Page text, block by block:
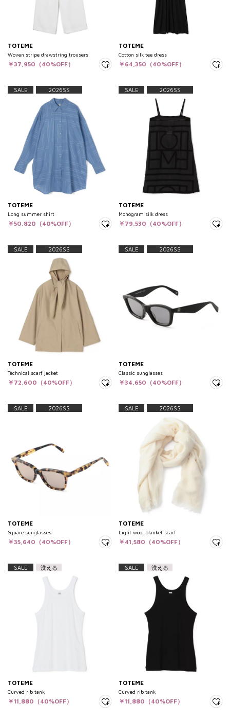
TOTEME
Woven stripe drawstring trousers
￥37,950（40%OFF）
TOTEME
Cotton silk tee dress
￥64,350（40%OFF）
SALE 2026SS
TOTEME
Long summer shirt
￥50,820（40%OFF）
SALE 2026SS
TOTEME
Monogram silk dress
￥79,530（40%OFF）
SALE 2026SS
TOTEME
Technical scarf jacket
￥72,600（40%OFF）
SALE 2026SS
TOTEME
Classic sunglasses
￥34,650（40%OFF）
SALE 2026SS
TOTEME
Square sunglasses
￥35,640（40%OFF）
SALE 2026SS
TOTEME
Light wool blanket scarf
￥41,580（40%OFF）
SALE 洗える
TOTEME
Curved rib tank
￥11,880（40%OFF）
SALE 洗える
TOTEME
Curved rib tank
￥11,880（40%OFF）